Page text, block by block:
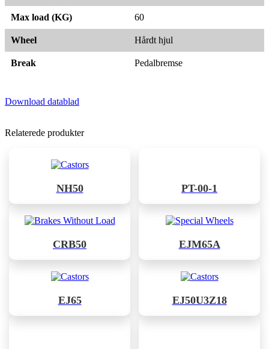
Max load (KG) 60
Wheel Hårdt hjul
Break Pedalbremse
Download datablad
Relaterede produkter
NH50 PT-00-1
CRB50 EJM65A
EJ65 EJ50U3Z18